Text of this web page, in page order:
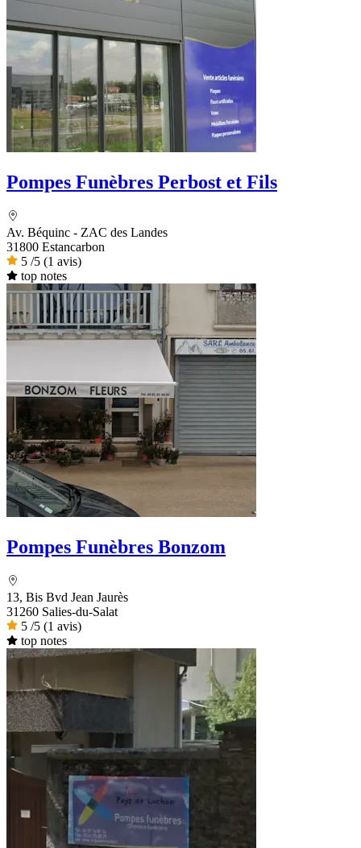
Pompes Funèbres Perbost et Fils
Av. Béquinc - ZAC des Landes
31800 Estancarbon
5 /5 (1 avis)
top notes
Pompes Funèbres Bonzom
13, Bis Bvd Jean Jaurès
31260 Salies-du-Salat
5 /5 (1 avis)
top notes